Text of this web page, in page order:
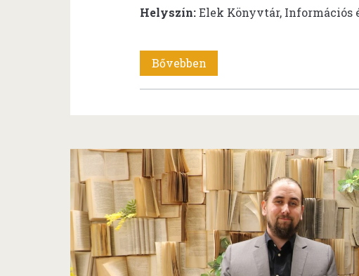
Helyszín:Elek Könyvtár, Információs
Bővebben
Tünde:
(könyvbemutató)
Eleken